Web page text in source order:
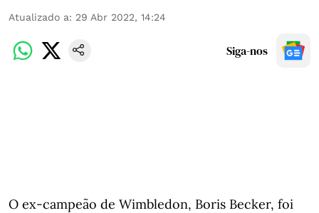
Atualizado a: 29 Abr 2022, 14:24
Siga-nos
O ex-campeão de Wimbledon, Boris Becker, foi